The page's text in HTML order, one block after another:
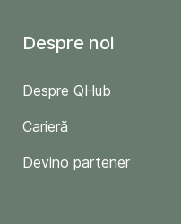
Despre noi
Despre QHub
Carieră
Devino partener